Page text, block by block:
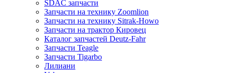
SDAC запчасти
Запчасти на технику Zoomlion
Запчасти на технику Sitrak-Howo
Запчасти на трактор Кировец
Каталог запчастей Deutz-Fahr
Запчасти Teagle
Запчасти Tigarbo
Лилиани